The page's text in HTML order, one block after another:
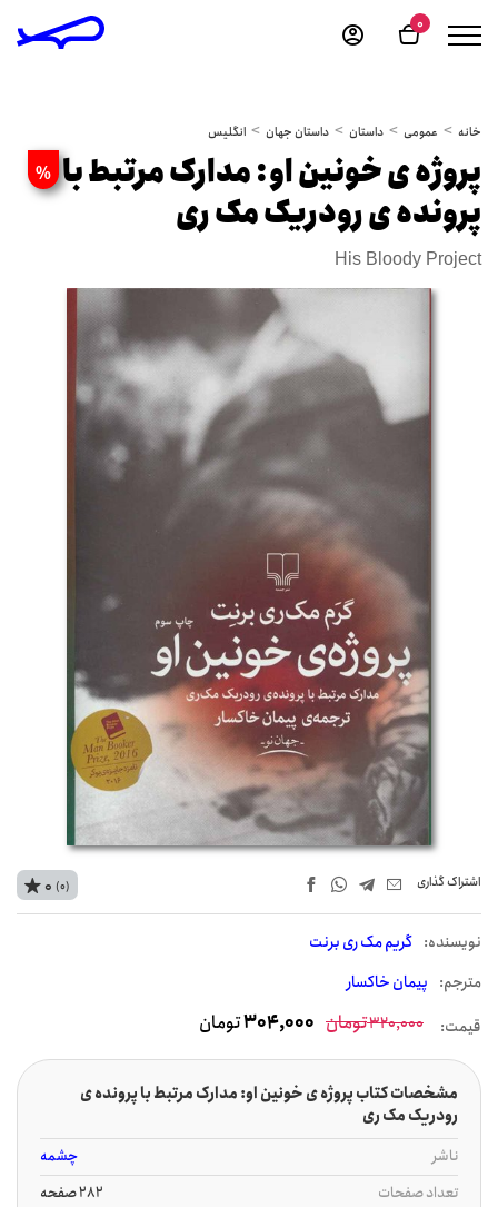
0
خانه عمومی داستان داستان جهان انگلیس
% پروژه ی خونین او: مدارک مرتبط با
پرونده ی رودریک مک ری
His Bloody Project
اشتراک‌ گذاری
نويسنده: گریم مک ری برنت
مترجم: پیمان خاکسار
0 (0)
قیمت: 320,000تومان 304,000تومان
مشخصات کتاب پروژه ی خونین او: مدارک مرتبط با پرونده ی
رودریک مک ری
ناشر
چشمه
تعداد صفحات
282 صفحه